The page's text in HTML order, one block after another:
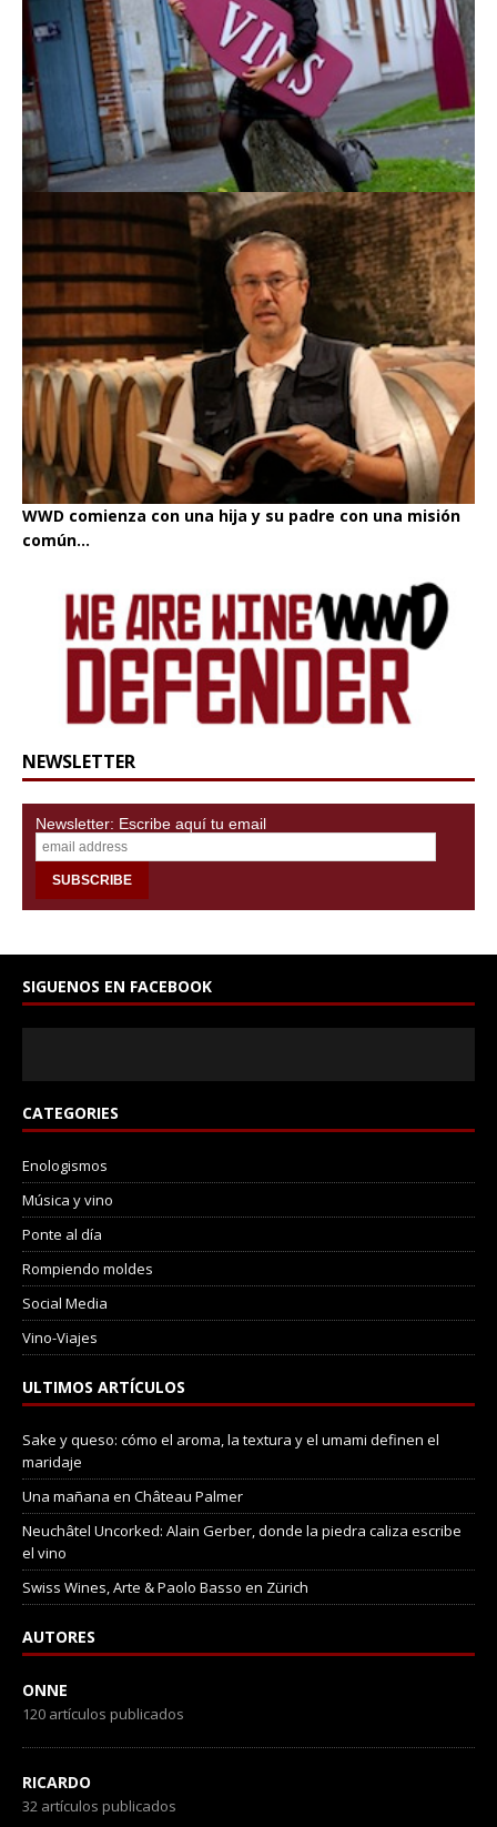
WWD comienza con una hija y su padre con una misión
común...
NEWSLETTER
Newsletter: Escribe aquí tu email
SIGUENOS EN FACEBOOK
CATEGORIES
Enologismos
Música y vino
Ponte al día
Rompiendo moldes
Social Media
Vino-Viajes
ULTIMOS ARTÍCULOS
Sake y queso: cómo el aroma, la textura y el umami definen el
maridaje
Una mañana en Château Palmer
Neuchâtel Uncorked: Alain Gerber, donde la piedra caliza escribe
el vino
Swiss Wines, Arte & Paolo Basso en Zürich
AUTORES
ONNE
120 artículos publicados
RICARDO
32 artículos publicados